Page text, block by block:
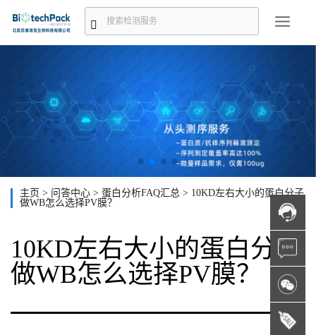
主页 > 问答中心 > 蛋白分析FAQ汇总 > 10KD左右大小的蛋白分子
做WB怎么选择PV膜？
10KD左右大小的蛋白分子
做WB怎么选择PV膜？